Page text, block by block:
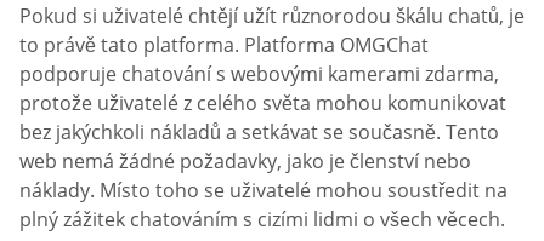
Pokud si uživatelé chtějí užít různorodou škálu chatů, je
to právě tato platforma. Platforma OMGChat
podporuje chatování s webovými kamerami zdarma,
protože uživatelé z celého světa mohou komunikovat
bez jakýchkoli nákladů a setkávat se současně. Tento
web nemá žádné požadavky, jako je členství nebo
náklady. Místo toho se uživatelé mohou soustředit na
plný zážitek chatováním s cizími lidmi o všech věcech.